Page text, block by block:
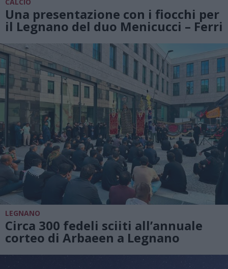
Una presentazione con i fiocchi per
il Legnano del duo Menicucci – Ferri
LEGNANO
Circa 300 fedeli sciiti all’annuale
corteo di Arbaeen a Legnano